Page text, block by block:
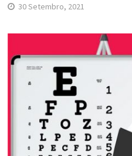
30 Setembro, 2021